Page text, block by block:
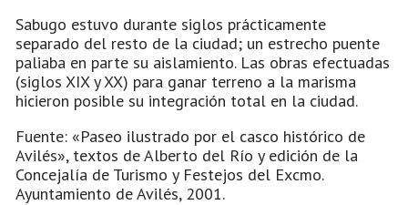
Sabugo estuvo durante siglos prácticamente
separado del resto de la ciudad; un estrecho puente
paliaba en parte su aislamiento. Las obras efectuadas
(siglos XIX y XX) para ganar terreno a la marisma
hicieron posible su integración total en la ciudad.
Fuente: «Paseo ilustrado por el casco histórico de
Avilés», textos de Alberto del Río y edición de la
Concejalía de Turismo y Festejos del Excmo.
Ayuntamiento de Avilés, 2001.